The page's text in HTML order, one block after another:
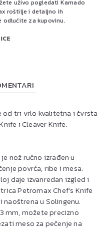
uživo pogledati Kamado
roštilje i detaljno ih
odlučite za kupovinu.
od tri vrlo kvalitetna i čvrsta
i Cleaver Knife.
nož ručno izrađen u
povrća, ribe i mesa.
daje izvanredan izgled i
Petromax Chef's Knife
naoštrena u Solingenu.
mm, možete precizno
meso za pečenje na